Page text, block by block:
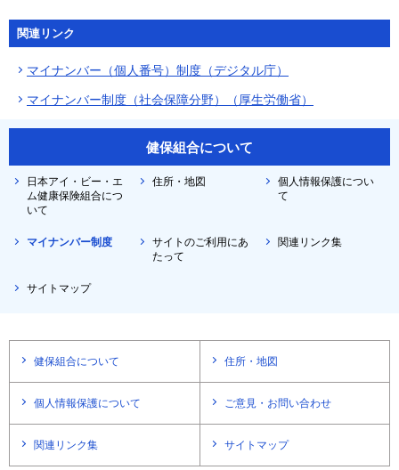
関連リンク
マイナンバー（個人番号）制度（デジタル庁）
マイナンバー制度（社会保障分野）（厚生労働省）
健保組合について
日本アイ・ビー・エ
ム健康保険組合につ
いて
住所・地図
個人情報保護につい
て
マイナンバー制度
サイトのご利用にあ
たって
関連リンク集
サイトマップ
健保組合について 住所・地図
個人情報保護について ご意見・お問い合わせ
関連リンク集 サイトマップ